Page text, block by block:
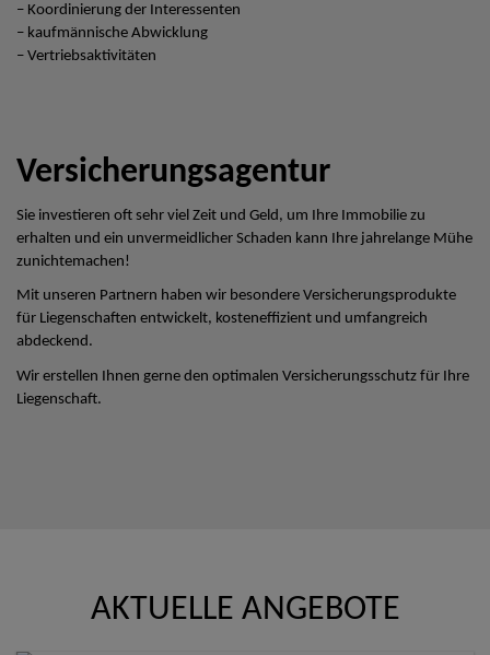
– Koordinierung der Interessenten
– kaufmännische Abwicklung
– Vertriebsaktivitäten
Versicherungsagentur
Sie investieren oft sehr viel Zeit und Geld, um Ihre Immobilie zu
erhalten und ein unvermeidlicher Schaden kann Ihre jahrelange Mühe
zunichtemachen!
Mit unseren Partnern haben wir besondere Versicherungsprodukte
für Liegenschaften entwickelt, kosteneffizient und umfangreich
abdeckend.
Wir erstellen Ihnen gerne den optimalen Versicherungsschutz für Ihre
Liegenschaft.
AKTUELLE ANGEBOTE